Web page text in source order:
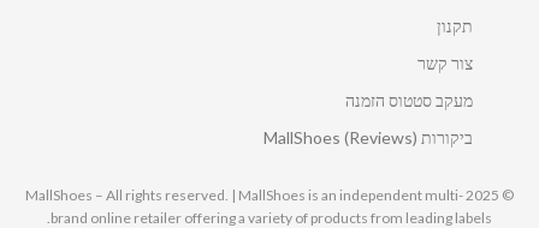
תקנון
צור קשר
מעקב סטטוס הזמנה
ביקורות MallShoes (Reviews)
© 2025 MallShoes – All rights reserved. | MallShoes is an independent multi-
brand online retailer offering a variety of products from leading labels.